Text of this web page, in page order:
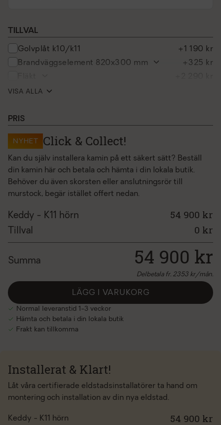
TILLVAL
golvplåt k10/k11
+1 190 kr
brandväggselement 820x300 mm
+325 kr
förhöjningsskift till k11. 240 mm
uteluftsats
brandväggselement 900x300 mm
VISA ALLA
PRIS
NYHET Click & Collect!
Kan du själv installera kamin på ett säkert sätt? Beställ
din kamin här och betala och hämta i din lokala butik.
Behöver du även skorsten eller anslutningsrör till
murstock, begär istället offert nedan.
Keddy - K11 hörn 54 900 kr
Tillval 0 kr
Summa 54 900 kr
Delbetala fr. 2353 kr/mån.
Normal leveranstid 1-3 veckor
Hämta och betala i din lokala butik
Frakt kan tillkomma
LÄGG I VARUKORG
Installerat & Klart!
Låt våra certifierade eldstadsinstallatörer ta hand om
montering och installation av din nya eldstad.
Keddy - K11 hörn 54 900 kr